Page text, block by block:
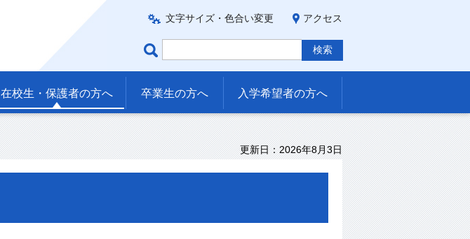
文字サイズ・色合い変更 アクセス
在校生・保護者の方へ 卒業生の方へ 入学希望者の方へ
更新日：2026年8月3日